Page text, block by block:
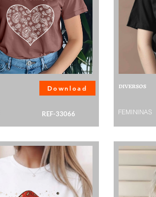
Download
REF-33066
DIVERSOS
FEMININAS